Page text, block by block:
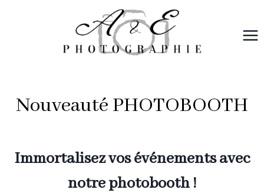
Nouveauté PHOTOBOOTH
Immortalisez vos événements avec
notre photobooth !